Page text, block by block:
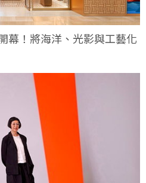
幕！將海洋、光影與工藝化